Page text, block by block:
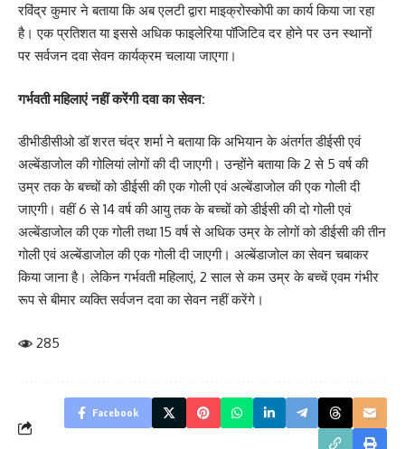
रविंद्र कुमार ने बताया कि अब एलटी द्वारा माइक्रोस्कोपी का कार्य किया जा रहा
है। एक प्रतिशत या इससे अधिक फाइलेरिया पॉजिटिव दर होने पर उन स्थानों
पर सर्वजन दवा सेवन कार्यक्रम चलाया जाएगा।
गर्भवती महिलाएं नहीं करेंगी दवा का सेवन:
डीभीडीसीओ डॉ शरत चंद्र शर्मा ने बताया कि अभियान के अंतर्गत डीईसी एवं
अल्बेंडाजोल की गोलियां लोगों की दी जाएगी। उन्होंने बताया कि 2 से 5 वर्ष की
उम्र तक के बच्चों को डीईसी की एक गोली एवं अल्बेंडाजोल की एक गोली दी
जाएगी। वहीं 6 से 14 वर्ष की आयु तक के बच्चों को डीईसी की दो गोली एवं
अल्बेंडाजोल की एक गोली तथा 15 वर्ष से अधिक उम्र के लोगों को डीईसी की तीन
गोली एवं अल्बेंडाजोल की एक गोली दी जाएगी। अल्बेंडाजोल का सेवन चबाकर
किया जाना है। लेकिन गर्भवती महिलाएं, 2 साल से कम उम्र के बच्चें एवम गंभीर
रूप से बीमार व्यक्ति सर्वजन दवा का सेवन नहीं करेंगे।
285
Facebook